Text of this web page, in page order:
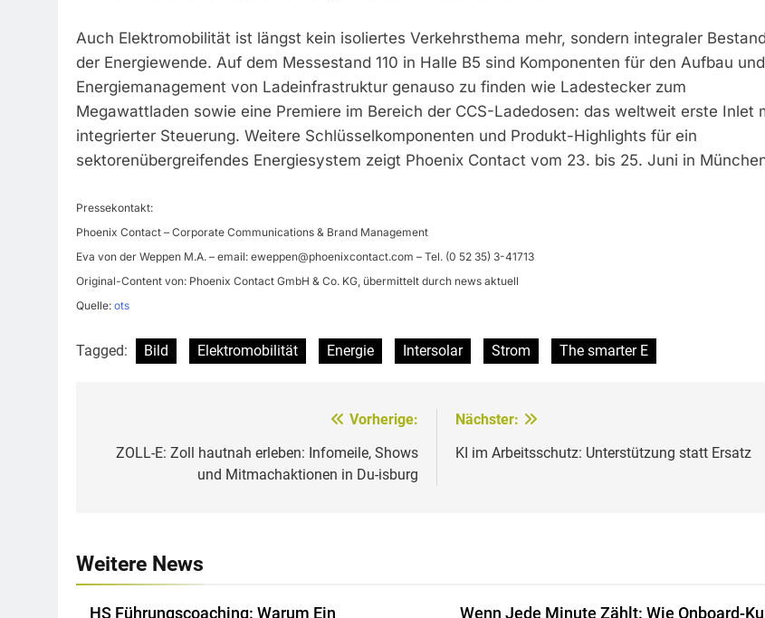
Auch Elektromobilität ist längst kein isoliertes Verkehrsthema mehr, sondern integraler
der Energiewende. Auf dem Messestand 110 in Halle B5 sind Komponenten für den Aufbau
Energiemanagement von Ladeinfrastruktur genauso zu finden wie Ladestecker zum
Megawattladen sowie eine Premiere im Bereich der CCS-Ladedosen: das weltweit erste Inlet
integrierter Steuerung. Weitere Schlüsselkomponenten und Produkt-Highlights für ein
sektorenübergreifendes Energiesystem zeigt Phoenix Contact vom 23. bis 25. Juni in
Pressekontakt:
Phoenix Contact – Corporate Communications & Brand Management
Eva von der Weppen M.A. – email: eweppen@phoenixcontact.com – Tel. (0 52 35) 3-41713
Original-Content von: Phoenix Contact GmbH & Co. KG, übermittelt durch news aktuell
Quelle: ots
Tagged: Bild Elektromobilität Energie Intersolar Strom The smarter E
Vorherige:
ZOLL-E: Zoll hautnah erleben: Infomeile, Shows
und Mitmachaktionen in Du-isburg
Nächster:
KI im Arbeitsschutz: Unterstützung statt Ersatz
Weitere News
HS Führungscoaching: Warum Ein Wenn Jede Minute Zählt: Wie Onboard-